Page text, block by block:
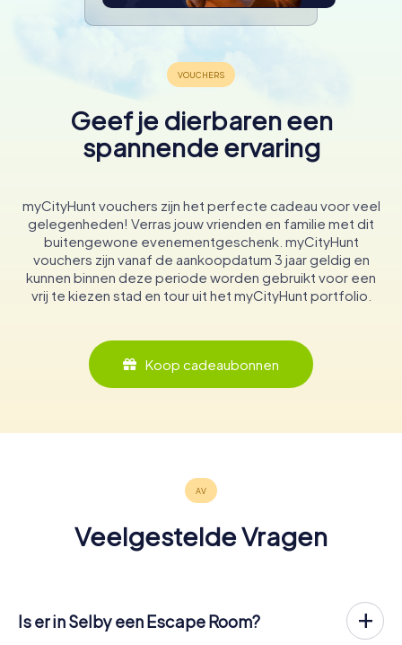
Geef je dierbaren een
spannende ervaring
myCityHunt vouchers zijn het perfecte cadeau voor veel
gelegenheden! Verras jouw vrienden en familie met dit
buitengewone evenementgeschenk. myCityHunt
vouchers zijn vanaf de aankoopdatum 3 jaar geldig en
kunnen binnen deze periode worden gebruikt voor een
vrij te kiezen stad en tour uit het myCityHunt portfolio.
Koop cadeaubonnen
Veelgestelde Vragen
Is er in Selby een Escape Room?
Het is nu mogelijk om in Selby een Escape Game in de